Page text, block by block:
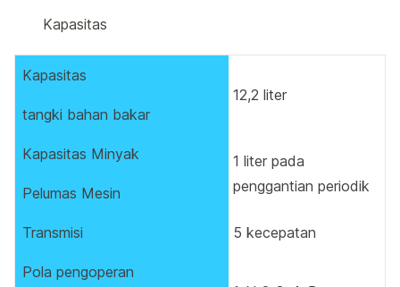
Kapasitas
Kapasitas
tangki bahan bakar
12,2 liter
Kapasitas Minyak
Pelumas Mesin
1 liter pada
penggantian periodik
Transmisi 5 kecepatan
Pola pengoperan